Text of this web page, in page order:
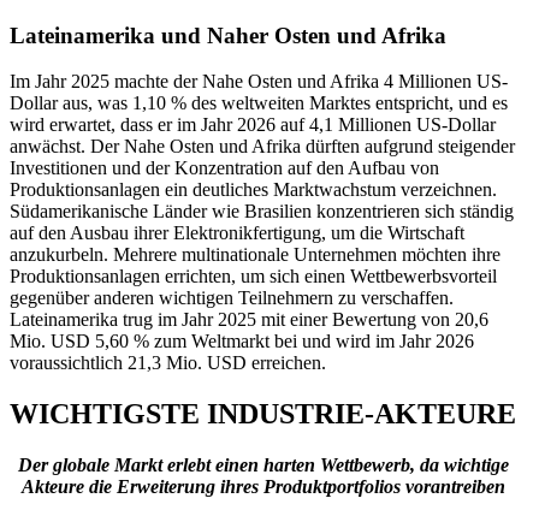
Lateinamerika und Naher Osten und Afrika
Im Jahr 2025 machte der Nahe Osten und Afrika 4 Millionen US-
Dollar aus, was 1,10 % des weltweiten Marktes entspricht, und es
wird erwartet, dass er im Jahr 2026 auf 4,1 Millionen US-Dollar
anwächst. Der Nahe Osten und Afrika dürften aufgrund steigender
Investitionen und der Konzentration auf den Aufbau von
Produktionsanlagen ein deutliches Marktwachstum verzeichnen.
Südamerikanische Länder wie Brasilien konzentrieren sich ständig
auf den Ausbau ihrer Elektronikfertigung, um die Wirtschaft
anzukurbeln. Mehrere multinationale Unternehmen möchten ihre
Produktionsanlagen errichten, um sich einen Wettbewerbsvorteil
gegenüber anderen wichtigen Teilnehmern zu verschaffen.
Lateinamerika trug im Jahr 2025 mit einer Bewertung von 20,6
Mio. USD 5,60 % zum Weltmarkt bei und wird im Jahr 2026
voraussichtlich 21,3 Mio. USD erreichen.
WICHTIGSTE INDUSTRIE-AKTEURE
Der globale Markt erlebt einen harten Wettbewerb, da wichtige
Akteure die Erweiterung ihres Produktportfolios vorantreiben